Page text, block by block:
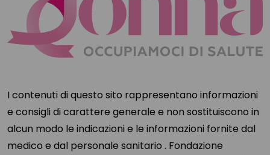
I contenuti di questo sito rappresentano informazioni
e consigli di carattere generale e non sostituiscono in
alcun modo le indicazioni e le informazioni fornite dal
medico e dal personale sanitario . Fondazione